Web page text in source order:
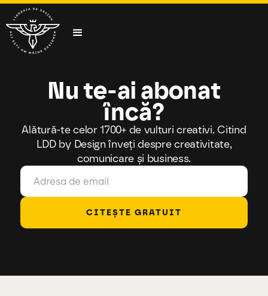
Nu te-ai abonat
încă?
Alătură-te celor 1700+ de vulturi creativi. Citind
LDD by Design înveți despre creativitate,
comunicare și business.